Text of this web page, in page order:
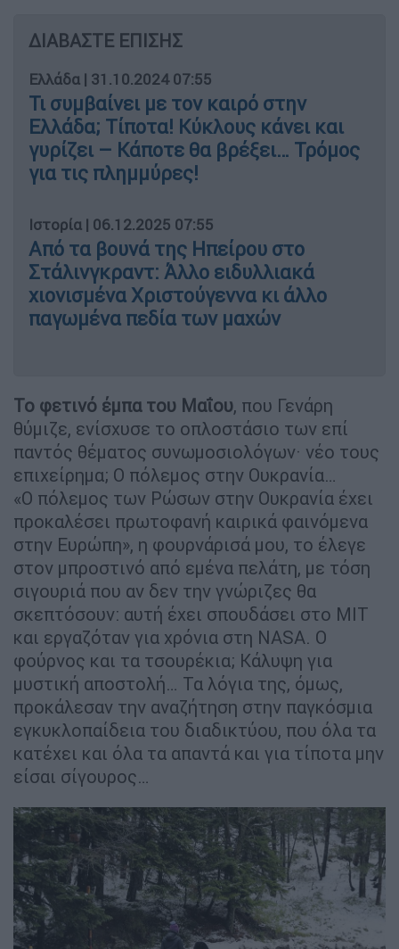
ΔΙΑΒΑΣΤΕ ΕΠΙΣΗΣ
Ελλάδα | 31.10.2024 07:55
Τι συμβαίνει με τον καιρό στην
Ελλάδα; Τίποτα! Κύκλους κάνει και
γυρίζει – Κάποτε θα βρέξει… Τρόμος
για τις πλημμύρες!
Ιστορία | 06.12.2025 07:55
Από τα βουνά της Ηπείρου στο
Στάλινγκραντ: Άλλο ειδυλλιακά
χιονισμένα Χριστούγεννα κι άλλο
παγωμένα πεδία των μαχών
Το φετινό έμπα του Μαΐου, που Γενάρη
θύμιζε, ενίσχυσε το οπλοστάσιο των επί
παντός θέματος συνωμοσιολόγων· νέο τους
επιχείρημα; Ο πόλεμος στην Ουκρανία…
«Ο πόλεμος των Ρώσων στην Ουκρανία έχει
προκαλέσει πρωτοφανή καιρικά φαινόμενα
στην Ευρώπη», η φουρνάρισά μου, το έλεγε
στον μπροστινό από εμένα πελάτη, με τόση
σιγουριά που αν δεν την γνώριζες θα
σκεπτόσουν: αυτή έχει σπουδάσει στο ΜΙΤ
και εργαζόταν για χρόνια στη ΝΑSA. Ο
φούρνος και τα τσουρέκια; Κάλυψη για
μυστική αποστολή… Τα λόγια της, όμως,
προκάλεσαν την αναζήτηση στην παγκόσμια
εγκυκλοπαίδεια του διαδικτύου, που όλα τα
κατέχει και όλα τα απαντά και για τίποτα μην
είσαι σίγουρος…